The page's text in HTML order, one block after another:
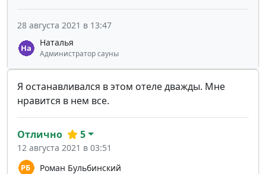
Наталья
Администратор сауны
28 августа 2021 в 13:47
Я останавливался в этом отеле дважды. Мне
нравится в нем все.
Роман Бульбинский
Отлично 5
12 августа 2021 в 03:51